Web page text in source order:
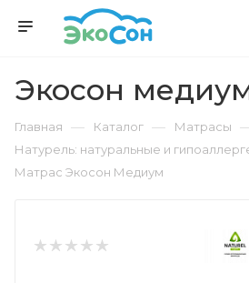
Экосон
Главная — Каталог — Матрасы
Натурель: натуральные и
Матрас Экосон Медиум